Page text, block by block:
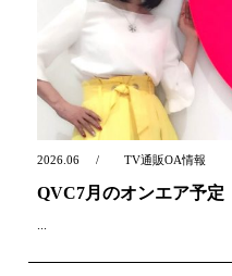
2026.06 TV通販OA情報
QVC7月のオンエア予定
...